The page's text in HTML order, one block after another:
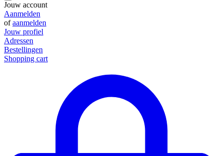
Jouw account
Aanmelden
ofaanmelden
Jouw profiel
Adressen
Bestellingen
Shopping cart